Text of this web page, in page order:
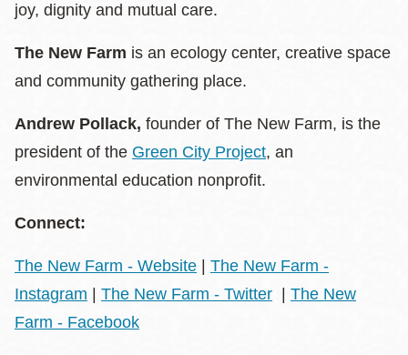
joy, dignity and mutual care.
The New Farm is an ecology center, creative space
and community gathering place.
Andrew Pollack, founder of The New Farm, is the
president of the Green City Project, an
environmental education nonprofit.
Connect:
The New Farm - Website
The New Farm -
Instagram
The New Farm - Twitter
The New
Farm - Facebook